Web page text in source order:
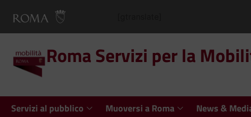
Roma Servizi per la
Servizi al pubblico Muoversi a Roma News &